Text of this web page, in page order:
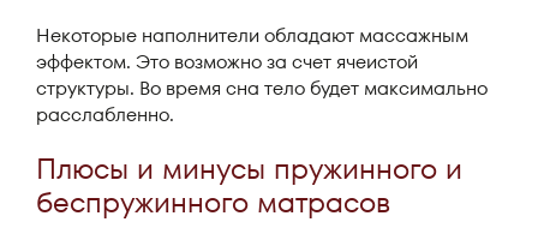
Некоторые наполнители обладают массажным
эффектом. Это возможно за счет ячеистой
структуры. Во время сна тело будет максимально
расслабленно.
Плюсы и минусы пружинного и
беспружинного матрасов